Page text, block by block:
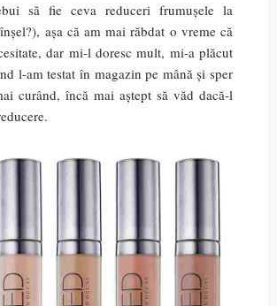
să fie ceva reduceri frumușele la
așa că am mai răbdat o vreme că
dar mi-l doresc mult, mi-a plăcut
l-am testat în magazin pe mână și sper
curând, încă mai aștept să văd dacă-l